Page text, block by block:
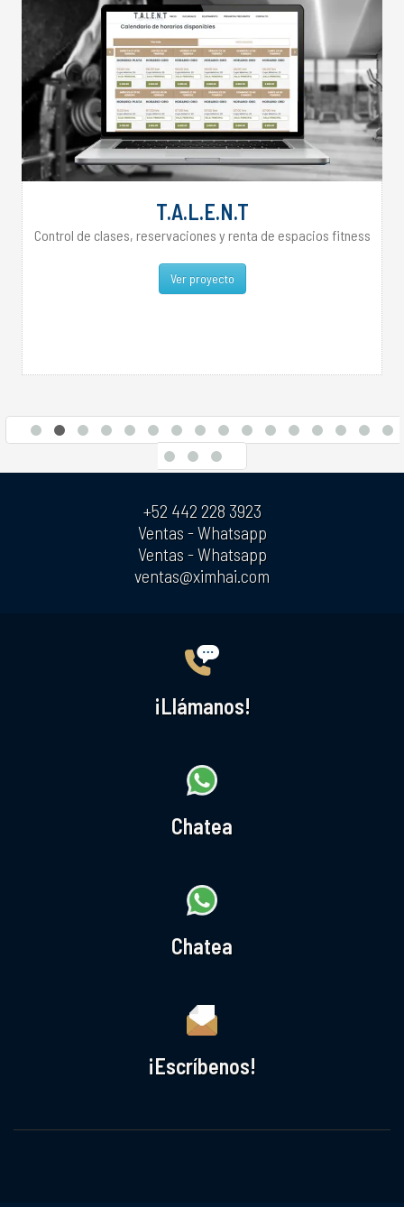
T.A.L.E.N.T
Control de clases, reservaciones y renta de espacios fitness
Ver proyecto
+52 442 228 3923
Ventas - Whatsapp
Ventas - Whatsapp
ventas@ximhai.com
¡Llámanos!
Chatea
Chatea
¡Escríbenos!